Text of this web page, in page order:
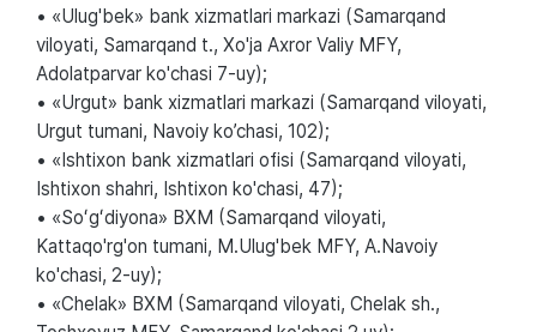
• «Ulug'bek» bank xizmatlari markazi (Samarqand
viloyati, Samarqand t., Xo'ja Axror Valiy MFY,
Adolatparvar ko'chasi 7-uy);
• «Urgut» bank xizmatlari markazi (Samarqand viloyati,
Urgut tumani, Navoiy ko’chasi, 102);
• «Ishtixon bank xizmatlari ofisi (Samarqand viloyati,
Ishtixon shahri, Ishtixon ko'chasi, 47);
• «Soʻgʻdiyona» BXM (Samarqand viloyati,
Kattaqo'rg'on tumani, M.Ulug'bek MFY, A.Navoiy
ko'chasi, 2-uy);
• «Chelak» BXM (Samarqand viloyati, Chelak sh.,